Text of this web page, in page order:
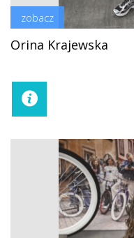
zobacz
Orina Krajewska